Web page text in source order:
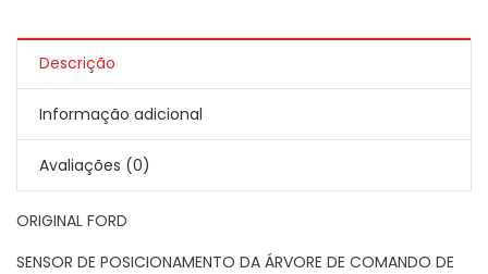
Descrição
Informação adicional
Avaliações (0)
ORIGINAL FORD
SENSOR DE POSICIONAMENTO DA ÁRVORE DE COMANDO DE